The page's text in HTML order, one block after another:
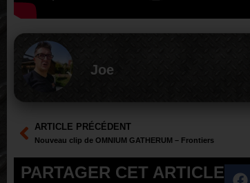
Joe
ARTICLE PRÉCÉDENT
Nouveau clip de OMNIUM GATHERUM – Frontiers
PARTAGER CET ARTICLE